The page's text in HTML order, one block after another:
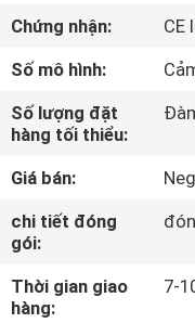
CHÚNG
TÔI
THAM
QUAN
MÁY
Chứng nhận:
CE
Số mô hình:
Số lượng đặt
hàng tối thiểu:
Giá bán:
chi tiết đóng
gói:
Thời gian giao
hàng:
7-